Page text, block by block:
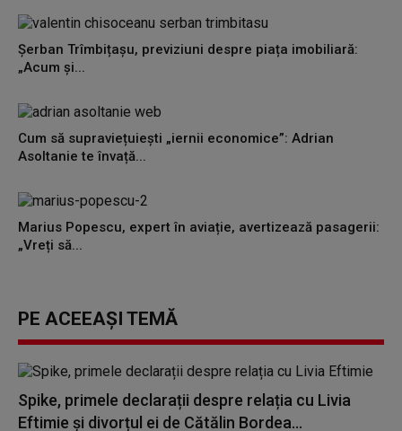
Șerban Trîmbițașu, previziuni despre piața imobiliară:
„Acum și...
Cum să supraviețuiești „iernii economice”: Adrian
Asoltanie te învață...
Marius Popescu, expert în aviație, avertizează pasagerii:
„Vreți să...
PE ACEEAȘI TEMĂ
Spike, primele declarații despre relația cu Livia
Eftimie și divorțul ei de Cătălin Bordea...